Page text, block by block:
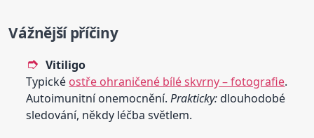
Vážnější příčiny
Vitiligo
Typické ostře ohraničené bílé skvrny – fotografie.
Autoimunitní onemocnění.Prakticky:dlouhodobé
sledování, někdy léčba světlem.